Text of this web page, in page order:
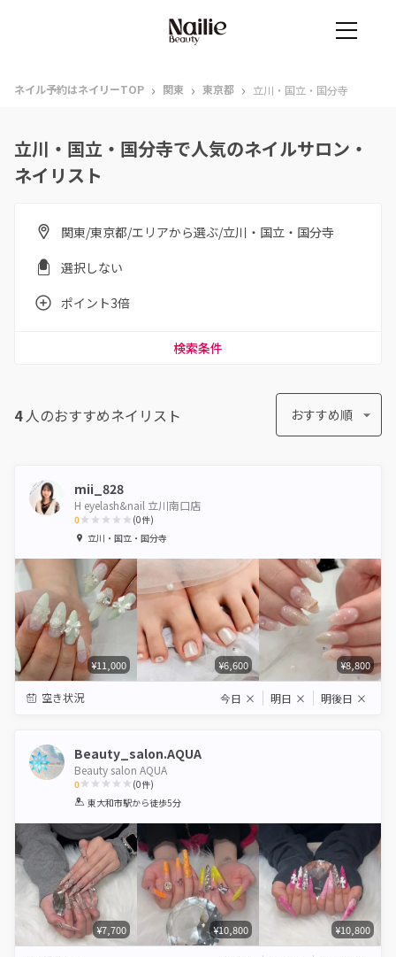
ネイル予約はネイリーTOP › 関東 › 東京都 › 立川・国立・国分寺
立川・国立・国分寺で人気のネイルサロン・
ネイリスト
関東/東京都/エリアから選ぶ/立川・国立・国分寺
選択しない
ポイント3倍
検索条件
4人のおすすめネイリスト おすすめ順
mii_828
H eyelash&nail 立川南口店
0
1 2 3
4 5
(0件)
立川・国立・国分寺
¥11,000 ¥6,600 ¥8,800
空き状況 今日 × 明日 × 明後日 ×
Beauty_salon.AQUA
Beauty salon AQUA
0
1 2 3 4 5
(0件)
東大和市駅から徒歩5分
¥7,700 ¥10,800 ¥10,800